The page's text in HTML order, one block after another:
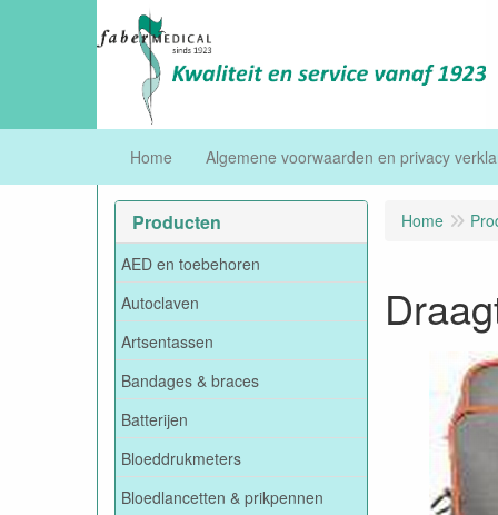
Home Algemene voorwaarden en privacy
Producten
AED en toebehoren
Autoclaven
Artsentassen
Bandages & braces
Batterijen
Bloeddrukmeters
Bloedlancetten & prikpennen
Home